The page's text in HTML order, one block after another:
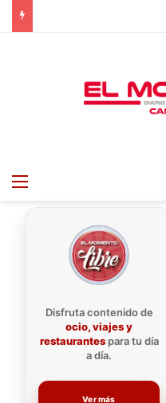
Menu
Disfruta contenido de
ocio, viajes y
restaurantespara tu día
a día.
Ver más